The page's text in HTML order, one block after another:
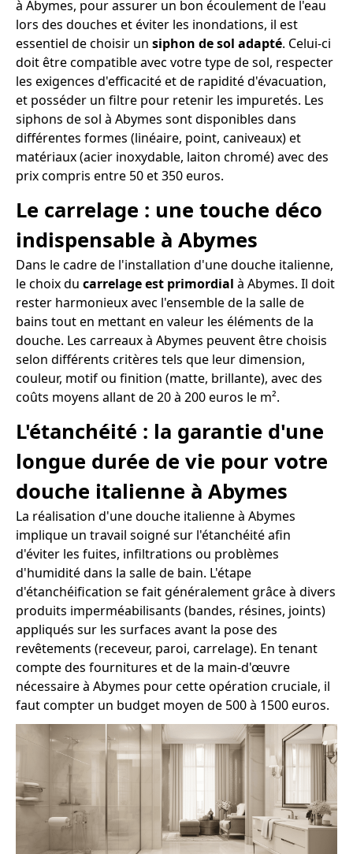
à Abymes, pour assurer un bon écoulement de l'eau
lors des douches et éviter les inondations, il est
essentiel de choisir un siphon de sol adapté. Celui-ci
doit être compatible avec votre type de sol, respecter
les exigences d'efficacité et de rapidité d'évacuation,
et posséder un filtre pour retenir les impuretés. Les
siphons de sol à Abymes sont disponibles dans
différentes formes (linéaire, point, caniveaux) et
matériaux (acier inoxydable, laiton chromé) avec des
prix compris entre 50 et 350 euros.
Le carrelage : une touche déco
indispensable à Abymes
Dans le cadre de l'installation d'une douche italienne,
le choix du carrelage est primordial à Abymes. Il doit
rester harmonieux avec l'ensemble de la salle de
bains tout en mettant en valeur les éléments de la
douche. Les carreaux à Abymes peuvent être choisis
selon différents critères tels que leur dimension,
couleur, motif ou finition (matte, brillante), avec des
coûts moyens allant de 20 à 200 euros le m².
L'étanchéité : la garantie d'une
longue durée de vie pour votre
douche italienne à Abymes
La réalisation d'une douche italienne à Abymes
implique un travail soigné sur l'étanchéité afin
d'éviter les fuites, infiltrations ou problèmes
d'humidité dans la salle de bain. L'étape
d'étanchéification se fait généralement grâce à divers
produits imperméabilisants (bandes, résines, joints)
appliqués sur les surfaces avant la pose des
revêtements (receveur, paroi, carrelage). En tenant
compte des fournitures et de la main-d'œuvre
nécessaire à Abymes pour cette opération cruciale, il
faut compter un budget moyen de 500 à 1500 euros.